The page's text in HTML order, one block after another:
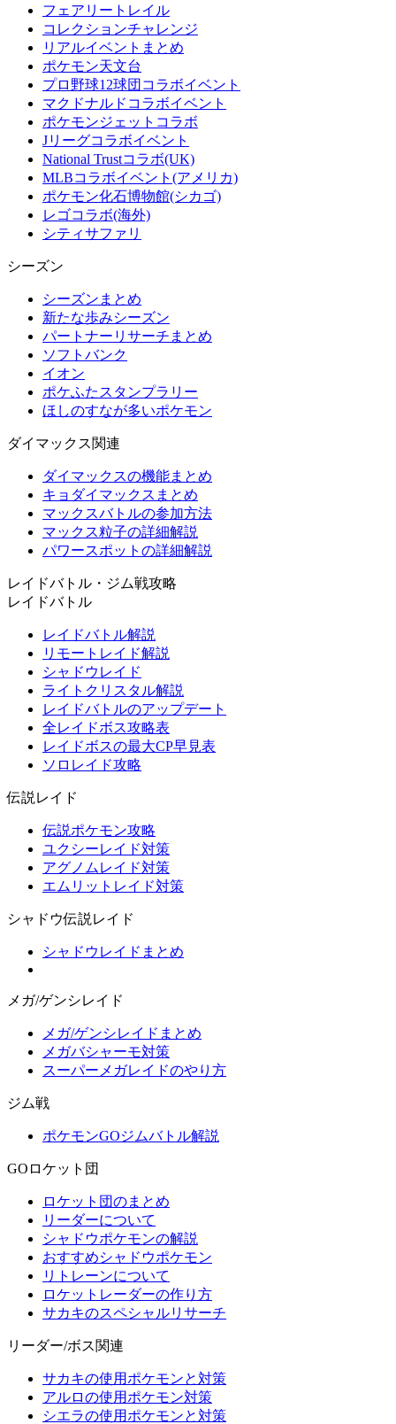
フェアリートレイル
コレクションチャレンジ
リアルイベントまとめ
ポケモン天文台
プロ野球12球団コラボイベント
マクドナルドコラボイベント
ポケモンジェットコラボ
Jリーグコラボイベント
National Trustコラボ(UK)
MLBコラボイベント(アメリカ)
ポケモン化石博物館(シカゴ)
レゴコラボ(海外)
シティサファリ
シーズン
シーズンまとめ
新たな歩みシーズン
パートナーリサーチまとめ
ソフトバンク
イオン
ポケふたスタンプラリー
ほしのすなが多いポケモン
ダイマックス関連
ダイマックスの機能まとめ
キョダイマックスまとめ
マックスバトルの参加方法
マックス粒子の詳細解説
パワースポットの詳細解説
レイドバトル・ジム戦攻略
レイドバトル
レイドバトル解説
リモートレイド解説
シャドウレイド
ライトクリスタル解説
レイドバトルのアップデート
全レイドボス攻略表
レイドボスの最大CP早見表
ソロレイド攻略
伝説レイド
伝説ポケモン攻略
ユクシーレイド対策
アグノムレイド対策
エムリットレイド対策
シャドウ伝説レイド
シャドウレイドまとめ
メガ/ゲンシレイド
メガ/ゲンシレイドまとめ
メガバシャーモ対策
スーパーメガレイドのやり方
ジム戦
ポケモンGOジムバトル解説
GOロケット団
ロケット団のまとめ
リーダーについて
シャドウポケモンの解説
おすすめシャドウポケモン
リトレーンについて
ロケットレーダーの作り方
サカキのスペシャルリサーチ
リーダー/ボス関連
サカキの使用ポケモンと対策
アルロの使用ポケモン対策
シエラの使用ポケモンと対策